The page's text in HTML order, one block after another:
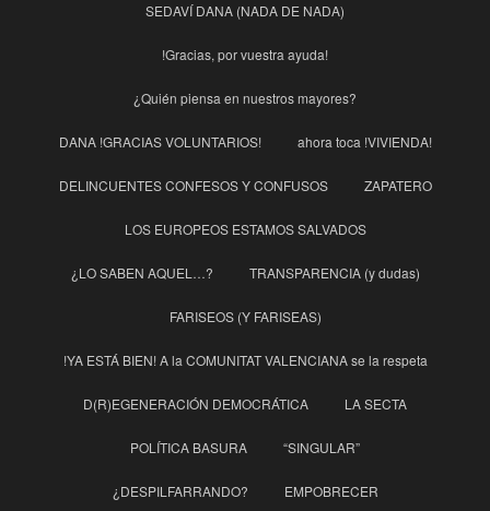
SEDAVÍ DANA (NADA DE NADA)
!Gracias, por vuestra ayuda!
¿Quién piensa en nuestros mayores?
DANA !GRACIAS VOLUNTARIOS! ahora toca !VIVIENDA!
DELINCUENTES CONFESOS Y CONFUSOS ZAPATERO
LOS EUROPEOS ESTAMOS SALVADOS
¿LO SABEN AQUEL…? TRANSPARENCIA (y dudas)
FARISEOS (Y FARISEAS)
!YA ESTÁ BIEN! A la COMUNITAT VALENCIANA se la respeta
D(R)EGENERACIÓN DEMOCRÁTICA LA SECTA
POLÍTICA BASURA “SINGULAR”
¿DESPILFARRANDO? EMPOBRECER